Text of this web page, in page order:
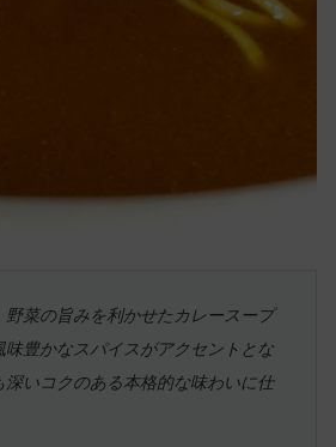
野菜の旨みを利かせたカレースープ
味豊かなスパイスがアクセントとな
深いコクのある本格的な味わいに仕